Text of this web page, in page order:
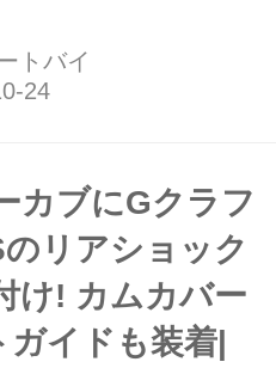
ポジションの調整方法が
が、実際に行っている人
グできないもの。だから
!文:丸山淳大/モデル:mii/
※この記事は、月刊『オ
トバイ
カブにGクラフ
のリアショック
け! カムカバー
ガイドも装着|